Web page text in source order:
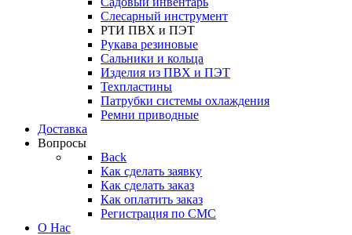
Слесарный инструмент
РТИ ПВХ и ПЭТ
Рукава резиновые
Сальники и кольца
Изделия из ПВХ и ПЭТ
Техпластины
Патрубки системы охлаждения
Ремни приводные
Доставка
Вопросы
Back
Как сделать заявку
Как сделать заказ
Как оплатить заказ
Регистрация по СМС
О Нас